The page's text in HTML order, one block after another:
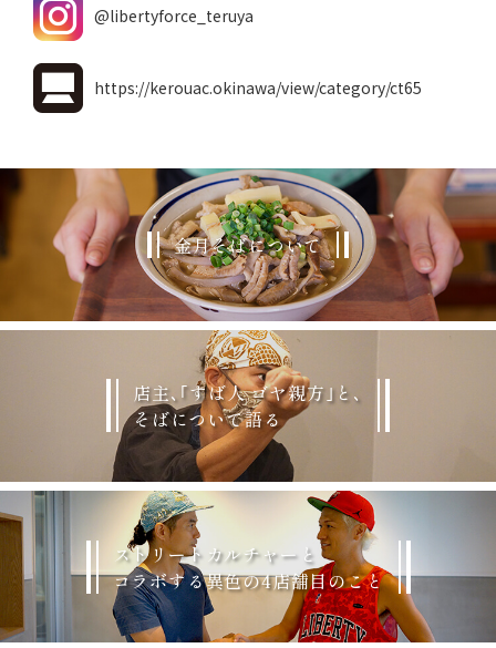
@libertyforce_teruya
https://kerouac.okinawa/view/category/ct65
金月そばについて
店主､｢すば人 ゴヤ親方｣と､
そばについて語る
ストリートカルチャーと
コラボする異色の4店舗目のこと